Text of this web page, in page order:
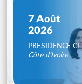
7 Août
2026
PRESIDENCE CI
Côte d'Ivoire